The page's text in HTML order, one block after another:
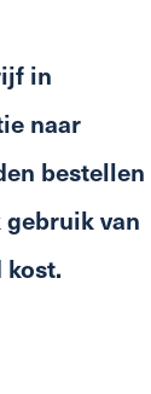
in
naar
bestellen
van
kost.